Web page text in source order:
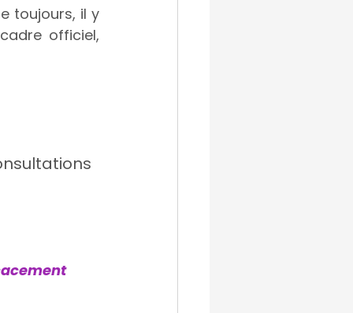
toujours, il y
officiel,